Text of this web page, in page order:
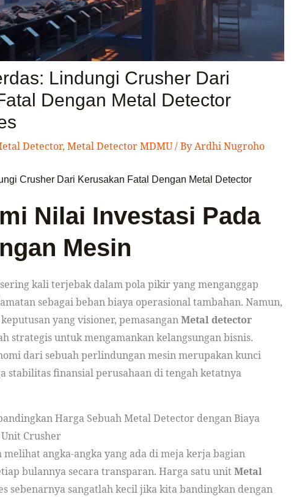
Lindungi Crusher Dari
Dengan Metal Detector
Detector, Metal Detector MDMU/ ByArdhi Nugroho
Crusher Dari Kerusakan Fatal Dengan Metal Detector
Nilai Investasi Pada
Mesin
kali terjebak dalam pola pikir yang menganggap
sebagai beban biaya operasional tambahan. Namun,
yang visioner, pemasanganMetal detector
strategis untuk mengamankan kelangsungan bisnis.
dari sebuah perlindungan mesin merupakan kunci
stabilitas finansial perusahaan di tengah ketatnya
Harga Sebuah Metal Detector dengan Biaya
Crusher
angka-angka yang ada di meja kerja bagian
bulannya secara transparan. Harga satu unitMetal
sebenarnya sangatlah kecil jika kita bandingkan dengan